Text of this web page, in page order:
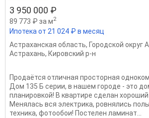
3 950 000 ₽
89 773 ₽ за м2
Ипотека от 21 024 ₽ в месяц
Астраханская область, Городской округ
Астрахань, Кировский р-н
Продаётся отличная просторная
Дом 135 Б серии, в нашем городе - это
планировкой! В квартире сделан
Менялась вся электрика, ровнялись
техника, фотообои! Постелен ламинат...